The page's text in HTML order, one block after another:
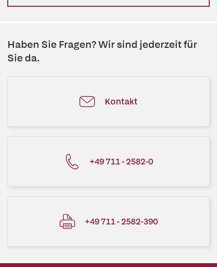
Haben Sie Fragen? Wir sind jederzeit für
Sie da.
Kontakt
+49 711 - 2582-0
+49 711 - 2582-390